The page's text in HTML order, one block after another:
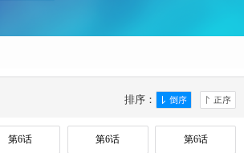
排序：
第6话 第6话 第6话